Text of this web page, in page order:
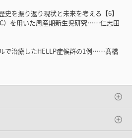
を振り返り現状と未来を考える【6】
）を用いた周産期新生児研究……仁志田
で治療したHELLP症候群の1例……髙橋